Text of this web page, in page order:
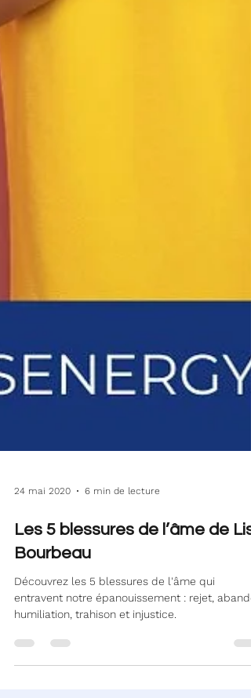
Les 5 blessures de l’âme de
Bourbeau
Découvrez les 5 blessures de l'âme qui
humiliation, trahison et injustice.